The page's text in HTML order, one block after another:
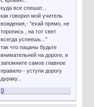
куда все спешат...
как говорил мой учитель
вождения,- "ехай прямо, не
торопись , на тот свет
всегда успеешь..."
так что пацаны будьте
внимательней на дороге, и
запомните самое главное
правило-- уступи дорогу
дураку...
0